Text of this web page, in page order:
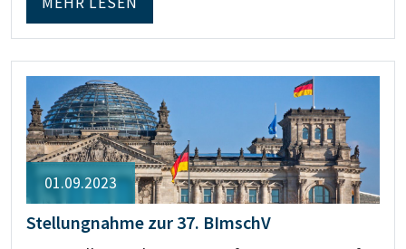
01.09.2023
Stellungnahme zur 37. BImschV